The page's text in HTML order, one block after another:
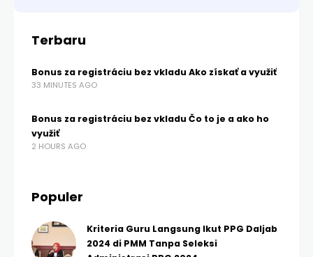
Terbaru
Bonus za registráciu bez vkladu Ako získať a využiť
33 MINUTES AGO
Bonus za registráciu bez vkladu Čo to je a ako ho
využiť
2 HOURS AGO
Populer
Kriteria Guru Langsung Ikut PPG Daljab
2024 di PMM Tanpa Seleksi